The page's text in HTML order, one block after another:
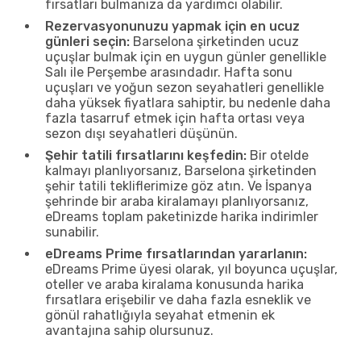
fırsatları bulmanıza da yardımcı olabilir.
Rezervasyonunuzu yapmak için en ucuz
günleri seçin: Barselona şirketinden ucuz
uçuşlar bulmak için en uygun günler genellikle
Salı ile Perşembe arasındadır. Hafta sonu
uçuşları ve yoğun sezon seyahatleri genellikle
daha yüksek fiyatlara sahiptir, bu nedenle daha
fazla tasarruf etmek için hafta ortası veya
sezon dışı seyahatleri düşünün.
Şehir tatili fırsatlarını keşfedin: Bir otelde
kalmayı planlıyorsanız, Barselona şirketinden
şehir tatili tekliflerimize göz atın. Ve İspanya
şehrinde bir araba kiralamayı planlıyorsanız,
eDreams toplam paketinizde harika indirimler
sunabilir.
eDreams Prime fırsatlarından yararlanın:
eDreams Prime üyesi olarak, yıl boyunca uçuşlar,
oteller ve araba kiralama konusunda harika
fırsatlara erişebilir ve daha fazla esneklik ve
gönül rahatlığıyla seyahat etmenin ek
avantajına sahip olursunuz.